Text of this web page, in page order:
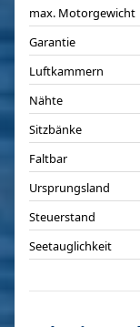
max. Motorgewicht
Garantie
Luftkammern
Nähte
Sitzbänke
Faltbar
Ursprungsland
Steuerstand
Seetauglichkeit